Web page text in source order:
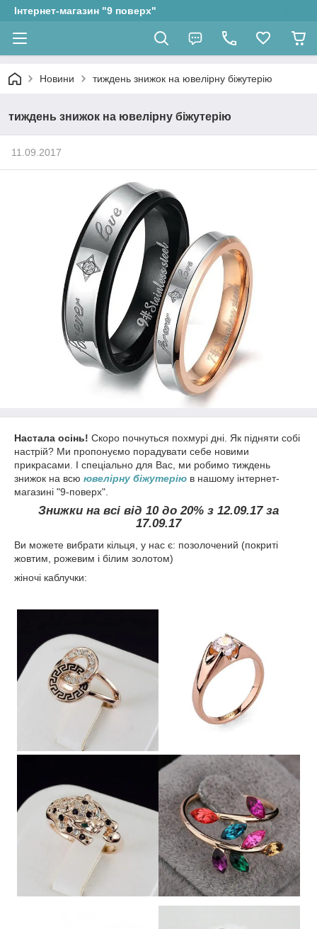
Інтернет-магазин "9 поверх"
Новини тиждень знижок на ювелірну біжутерію
тиждень знижок на ювелірну біжутерію
11.09.2017
Настала осінь! Скоро почнуться похмурі дні. Як підняти собі
настрій? Ми пропонуємо порадувати себе новими
прикрасами. І спеціально для Вас, ми робимо тиждень
знижок на всю ювелірну біжутерію в нашому інтернет-
магазині "9-поверх".
Знижки на всі від 10 до 20% з 12.09.17 за
17.09.17
Ви можете вибрати кільця, у нас є: позолочений (покриті
жовтим, рожевим і білим золотом)
жіночі каблучки: